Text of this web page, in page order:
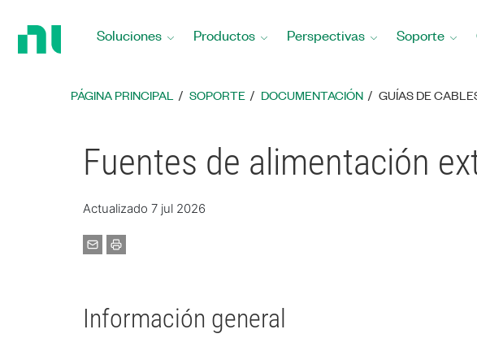
Soluciones Productos Perspectivas Soporte
PÁGINA PRINCIPAL SOPORTE DOCUMENTACIÓN GUÍAS DE
Fuentes de alimentación
Actualizado 7 jul 2026
Información general